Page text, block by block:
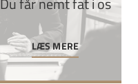
LÆS MERE